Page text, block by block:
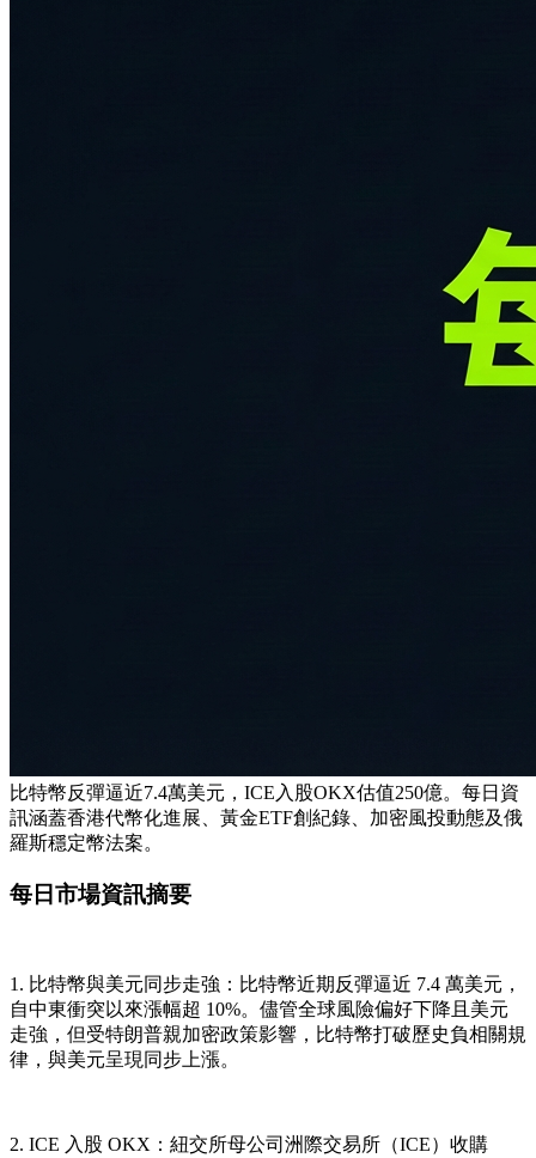
比特幣反彈逼近7.4萬美元，ICE入股OKX估值250億。每日資
訊涵蓋香港代幣化進展、黃金ETF創紀錄、加密風投動態及俄
羅斯穩定幣法案。
每日市場資訊摘要
1. 比特幣與美元同步走強 ：比特幣近期反彈逼近 7.4 萬美元，
自中東衝突以來漲幅超 10%。儘管全球風險偏好下降且美元
走強，但受特朗普親加密政策影響，比特幣打破歷史負相關規
律，與美元呈現同步上漲。
2. ICE 入股 OKX ：紐交所母公司洲際交易所（ICE）收購